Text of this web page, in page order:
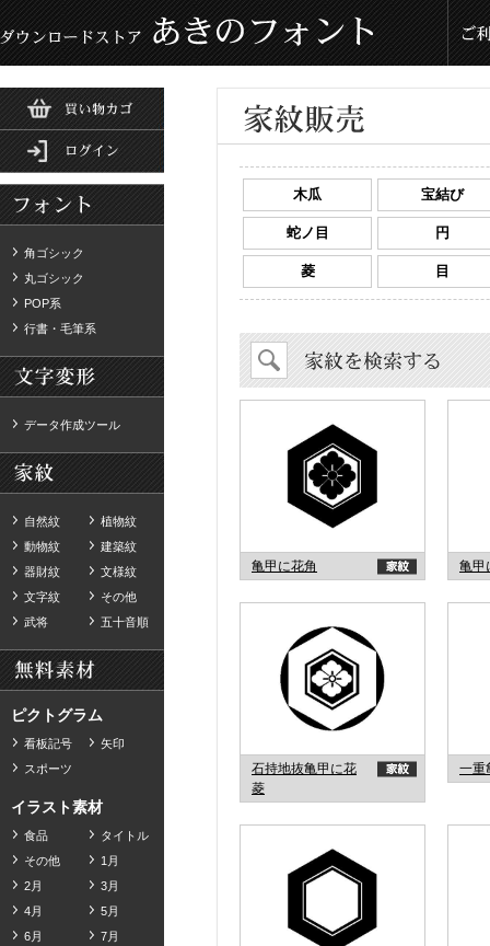
角ゴシック
丸ゴシック
POP系
行書・毛筆系
データ作成ツール
自然紋
植物紋
動物紋
建築紋
器財紋
文様紋
文字紋
その他
武将
五十音順
ピクトグラム
看板記号
矢印
スポーツ
イラスト素材
食品
タイトル
その他
1月
2月
3月
4月
5月
6月
7月
木瓜 宝結び
蛇ノ目 円
菱 目
亀甲に花角 亀甲
石持地抜亀甲に花
菱
一重